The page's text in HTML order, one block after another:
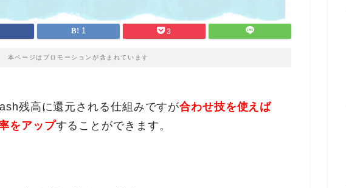
1 3
本ページはプロモーションが含まれています
残高に還元される仕組みですが合わせ技を使えば
をアップすることができます。